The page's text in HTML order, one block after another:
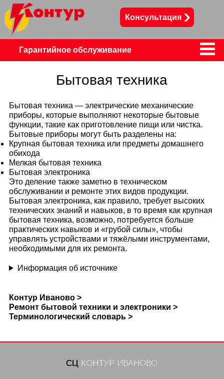
Консультация
Гарантийное обслуживание
Пылесосы Холодильники
Сервисный
Бытовая техника
Бытовая техника — электрические механические
приборы, которые выполняют некоторые бытовые
функции, такие как приготовление пищи или чистка.
Бытовые приборы могут быть разделены на:
Крупная бытовая техника или предметы домашнего
обихода
Мелкая бытовая техника
Бытовая электроника
Это деление также заметно в техническом
обслуживании и ремонте этих видов продукции.
Бытовая электроника, как правило, требует высоких
технических знаний и навыков, в то время как крупная
бытовая техника, возможно, потребуется больше
практических навыков и «грубой силы», чтобы
управлять устройствами и тяжёлыми инструментами,
необходимыми для их ремонта.
Информация об источнике
Контур Иваново >
Ремонт бытовой техники и электроники >
Терминологический словарь >
СЦ КОНТУР ИВАНОВО